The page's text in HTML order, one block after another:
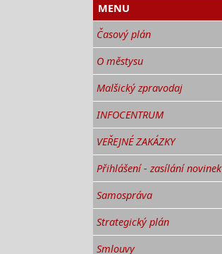
MENU
Časový plán
O městysu
Malšický zpravodaj
INFOCENTRUM
VEŘEJNÉ ZAKÁZKY
Přihlášení - zasílání novinek
Samospráva
Strategický plán
Smlouvy